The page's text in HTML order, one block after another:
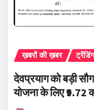
ख़बरों की ख़बर ट्रेंडिंग
देवप्रयाग को बड़ी
योजना के लिए ₹9.72